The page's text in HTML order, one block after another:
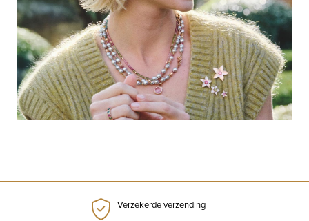
Verzekerde verzending